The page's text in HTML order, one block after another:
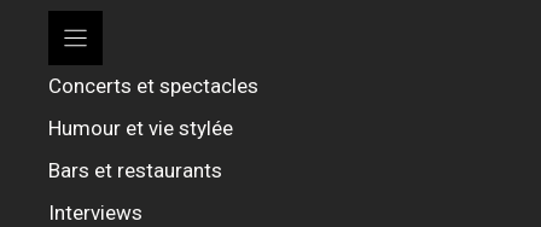
Concerts et spectacles
Humour et vie stylée
Bars et restaurants
Interviews